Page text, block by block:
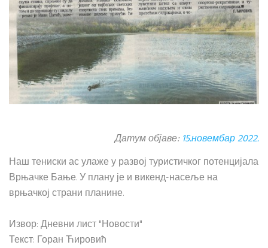
Датум објаве:15.новембар 2022.
Наш тениски ас улаже у развој туристичког потенцијала
Врњачке Бање. У плану је и викенд-насеље на
врњачкој страни планине.
Извор: Дневни лист "Новости"
Текст: Горан Ћировић